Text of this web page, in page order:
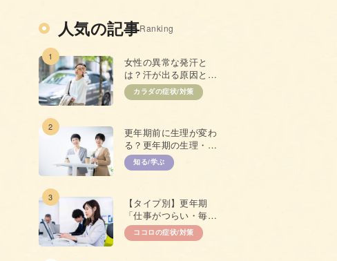
人気の記事Ranking
1
女性の異常な発汗と
は？汗が出る原因と抑
えるための対策
カラダの症状/対策
2
更年期前に生理が変わ
る？更年期の生理・
PMSとの違い
知る/学ぶ
3
【タイプ別】更年期
「仕事がつらい・毎日
やる気が出ない」原因
と対策
ココロの症状/対策